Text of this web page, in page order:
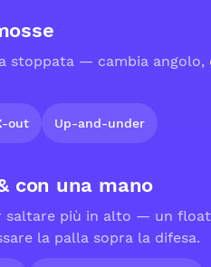
stoppata — cambia
out Up-and-under
con una mano
saltare più in alto — un
la palla sopra la difesa.